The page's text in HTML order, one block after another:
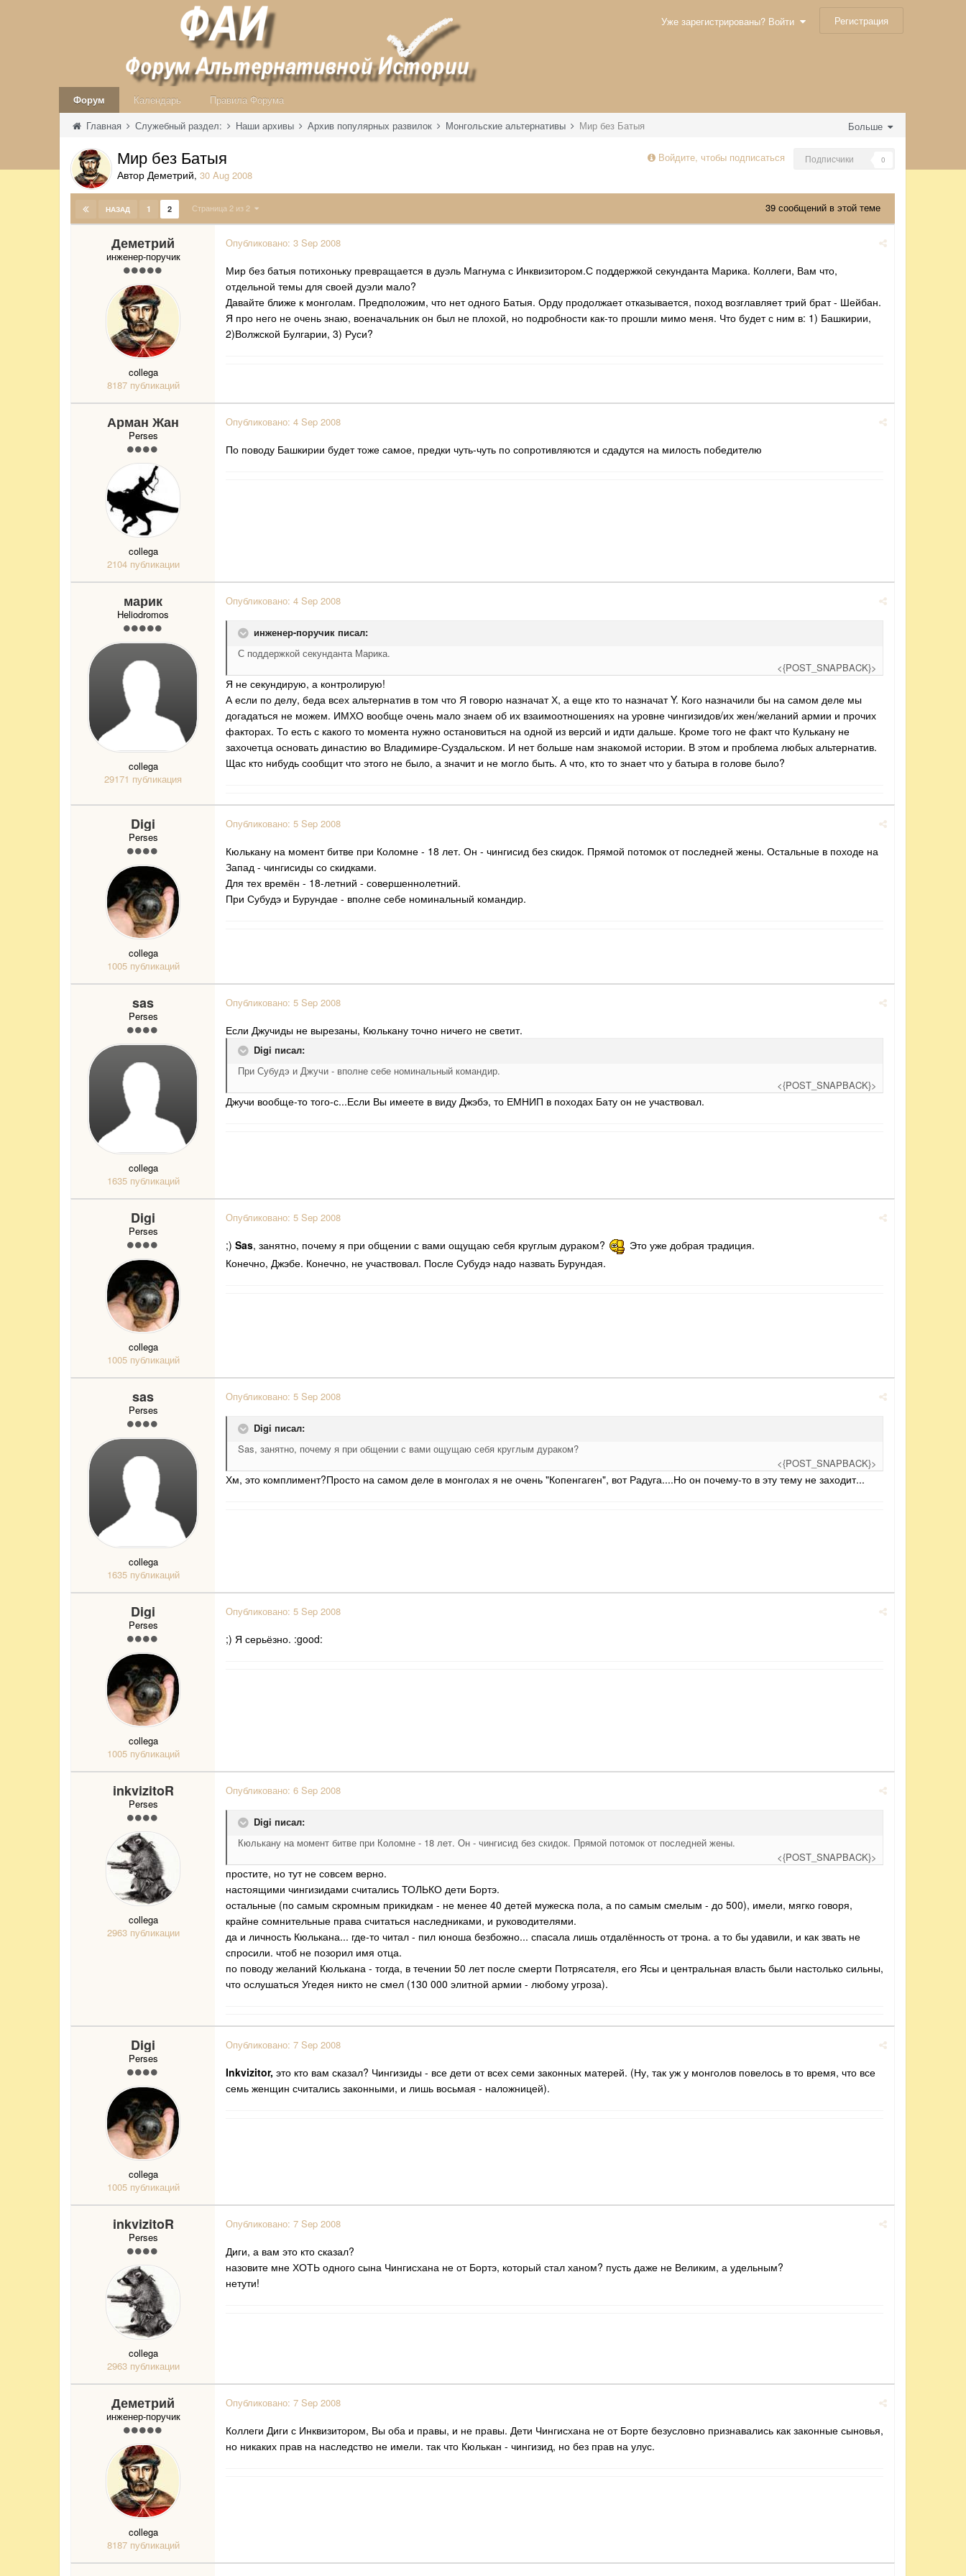
Уже зарегистрированы? Войти Регистрация
Форум Календарь
Правила Форума
Больше
Главная Служебный раздел: Наши архивы Архив популярных развилок Монгольские альтернативы Мир без Батыя
Войдите, чтобы подписаться Подписчики 0
Мир без Батыя
Автор Деметрий,30 Aug 2008
39 сообщений в этой теме
НАЗАД 1 2 Страница 2 из 2
Деметрий
инженер-поручик
collega
8187 публикаций
Опубликовано:3 Sep 2008
Мир без батыя потихоньку превращается в дуэль Магнума с Инквизитором.С поддержкой секунданта Марика. Коллеги, Вам что,
отдельной темы для своей дуэли мало?
Давайте ближе к монголам. Предположим, что нет одного Батыя. Орду продолжает отказывается, поход возглавляет трий брат - Шейбан.
Я про него не очень знаю, военачальник он был не плохой, но подробности как-то прошли мимо меня. Что будет с ним в: 1) Башкирии,
2)Волжской Булгарии, 3) Руси?
Арман Жан
Perses
collega
2104 публикации
Опубликовано:4 Sep 2008
По поводу Башкирии будет тоже самое, предки чуть-чуть по сопротивляются и сдадутся на милость победителю
марик
Heliodromos
collega
29171 публикация
Опубликовано:4 Sep 2008
инженер-поручик писал:
С поддержкой секунданта Марика.
<{POST_SNAPBACK}>
Я не секундирую, а контролирую!
А если по делу, беда всех альтернатив в том что Я говорю назначат Х, а еще кто то назначат Y. Кого назначили бы на самом деле мы
догадаться не можем. ИМХО вообще очень мало знаем об их взаимоотношениях на уровне чингизидов/их жен/желаний армии и прочих
факторах. То есть с какого то момента нужно остановиться на одной из версий и идти дальше. Кроме того не факт что Кулькану не
захочетца основать династию во Владимире-Суздальском. И нет больше нам знакомой истории. В этом и проблема любых альтернатив.
Щас кто нибудь сообщит что этого не было, а значит и не могло быть. А что, кто то знает что у батыра в голове было?
Digi
Perses
collega
1005 публикаций
Опубликовано:5 Sep 2008
Кюлькану на момент битве при Коломне - 18 лет. Он - чингисид без скидок. Прямой потомок от последней жены. Остальные в походе на
Запад - чингисиды со скидками.
Для тех времён - 18-летний - совершеннолетний.
При Субудэ и Бурундае - вполне себе номинальный командир.
sas
Perses
collega
1635 публикаций
Опубликовано:5 Sep 2008
Если Джучиды не вырезаны, Кюлькану точно ничего не светит.
Digi писал:
При Субудэ и Джучи - вполне себе номинальный командир.
<{POST_SNAPBACK}>
Джучи вообще-то того-с...Если Вы имеете в виду Джэбэ, то ЕМНИП в походах Бату он не участвовал.
Digi
Perses
collega
1005 публикаций
Опубликовано:5 Sep 2008
;)Sas, занятно, почему я при общении с вами ощущаю себя круглым дураком?
Это уже добрая традиция.
Конечно, Джэбе. Конечно, не участвовал. После Субудэ надо назвать Бурундая.
sas
Perses
collega
1635 публикаций
Опубликовано:5 Sep 2008
Digi писал:
Sas, занятно, почему я при общении с вами ощущаю себя круглым дураком?
<{POST_SNAPBACK}>
Хм, это комплимент?Просто на самом деле в монголах я не очень "Копенгаген", вот Радуга....Но он почему-то в эту тему не заходит...
Digi
Perses
collega
1005 публикаций
Опубликовано:5 Sep 2008
;) Я серьёзно. :good:
inkvizitoR
Perses
collega
2963 публикации
Опубликовано:6 Sep 2008
Digi писал:
Кюлькану на момент битве при Коломне - 18 лет. Он - чингисид без скидок. Прямой потомок от последней жены.
<{POST_SNAPBACK}>
простите, но тут не совсем верно.
настоящими чингизидами считались ТОЛЬКО дети Бортэ.
остальные (по самым скромным прикидкам - не менее 40 детей мужеска пола, а по самым смелым - до 500), имели, мягко говоря,
крайне сомнительные права считаться наследниками, и руководителями.
да и личность Кюлькана... где-то читал - пил юноша безбожно... спасала лишь отдалённость от трона. а то бы удавили, и как звать не
спросили. чтоб не позорил имя отца.
по поводу желаний Кюлькана - тогда, в течении 50 лет после смерти Потрясателя, его Ясы и центральная власть были настолько сильны,
что ослушаться Угедея никто не смел (130 000 элитной армии - любому угроза).
Digi
Perses
collega
1005 публикаций
Опубликовано:7 Sep 2008
Inkvizitor,это кто вам сказал? Чингизиды - все дети от всех семи законных матерей. (Ну, так уж у монголов повелось в то время, что все
семь женщин считались законными, и лишь восьмая - наложницей).
inkvizitoR
Perses
collega
2963 публикации
Опубликовано:7 Sep 2008
Диги, а вам это кто сказал?
назовите мне ХОТЬ одного сына Чингисхана не от Бортэ, который стал ханом? пусть даже не Великим, а удельным?
нетути!
Деметрий
инженер-поручик
collega
8187 публикаций
Опубликовано:7 Sep 2008
Коллеги Диги с Инквизитором, Вы оба и правы, и не правы. Дети Чингисхана не от Борте безусловно признавались как законные сыновья,
но никаких прав на наследство не имели. так что Кюлькан - чингизид, но без прав на улус.